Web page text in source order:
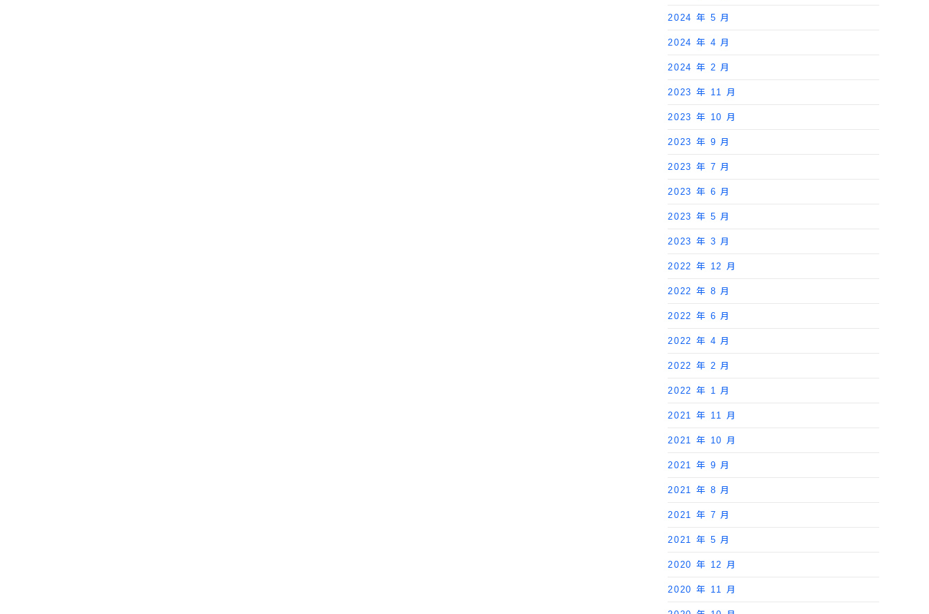
2024 年 5 月
2024 年 4 月
2024 年 2 月
2023 年 11 月
2023 年 10 月
2023 年 9 月
2023 年 7 月
2023 年 6 月
2023 年 5 月
2023 年 3 月
2022 年 12 月
2022 年 8 月
2022 年 6 月
2022 年 4 月
2022 年 2 月
2022 年 1 月
2021 年 11 月
2021 年 10 月
2021 年 9 月
2021 年 8 月
2021 年 7 月
2021 年 5 月
2020 年 12 月
2020 年 11 月